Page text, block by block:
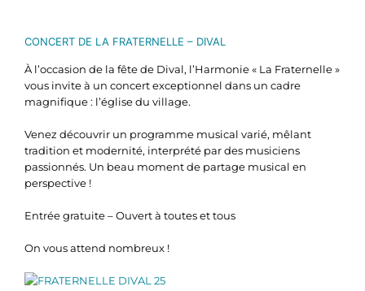
CONCERT DE LA FRATERNELLE – DIVAL
À l’occasion de la fête de Dival, l’Harmonie « La Fraternelle »
vous invite à un concert exceptionnel dans un cadre
magnifique : l’église du village.
Venez découvrir un programme musical varié, mêlant
tradition et modernité, interprété par des musiciens
passionnés. Un beau moment de partage musical en
perspective !
Entrée gratuite – Ouvert à toutes et tous
On vous attend nombreux !